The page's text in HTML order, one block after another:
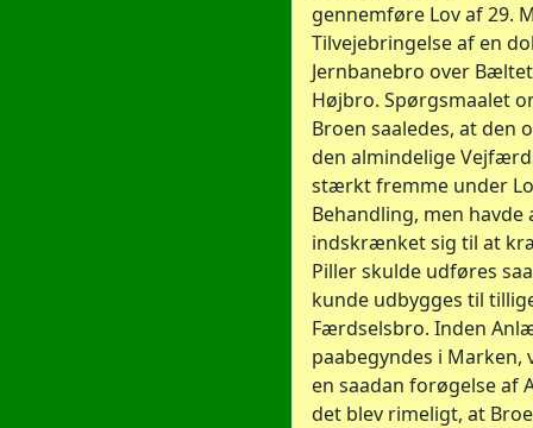
gennemføre Lov af 29.
Tilvejebringelse af en
Jernbanebro over
Højbro. Spørgsmaalet
Broen saaledes, at den
den almindelige
stærkt fremme under
Behandling, men
indskrænket sig til at
Piller skulde udføres
kunde udbygges til
Færdselsbro. Inden
paabegyndes i
en saadan forøgelse af
det blev rimeligt, at